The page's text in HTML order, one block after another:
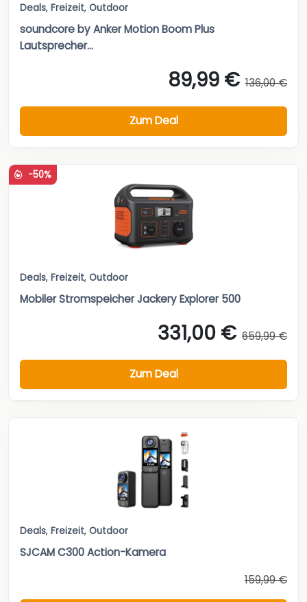
Deals, Freizeit, Outdoor
soundcore by Anker Motion Boom Plus
Lautsprecher...
89,99 € 136,00 €
Zum Deal
-50%
Deals, Freizeit, Outdoor
Mobiler Stromspeicher Jackery Explorer 500
331,00 € 659,99 €
Zum Deal
Deals, Freizeit, Outdoor
SJCAM C300 Action-Kamera
159,99 €